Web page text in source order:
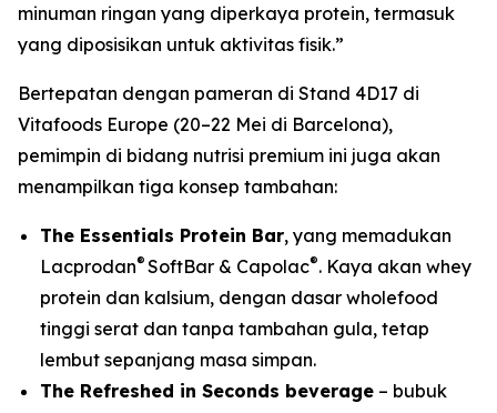
minuman ringan yang diperkaya protein, termasuk
yang diposisikan untuk aktivitas fisik.”
Bertepatan dengan pameran di Stand 4D17 di
Vitafoods Europe (20–22 Mei di Barcelona),
pemimpin di bidang nutrisi premium ini juga akan
menampilkan tiga konsep tambahan:
The Essentials Protein Bar, yang memadukan
Lacprodan® SoftBar & Capolac®. Kaya akan whey
protein dan kalsium, dengan dasar wholefood
tinggi serat dan tanpa tambahan gula, tetap
lembut sepanjang masa simpan.
The Refreshed in Seconds beverage – bubuk